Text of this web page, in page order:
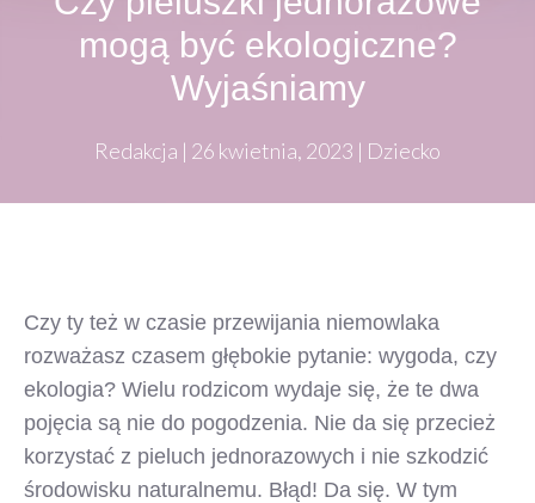
mogą być ekologiczne?
Wyjaśniamy
Redakcja | 26 kwietnia, 2023 | Dziecko
Czy ty też w czasie przewijania niemowlaka
rozważasz czasem głębokie pytanie: wygoda, czy
ekologia? Wielu rodzicom wydaje się, że te dwa
pojęcia są nie do pogodzenia. Nie da się przecież
korzystać z pieluch jednorazowych i nie szkodzić
środowisku naturalnemu. Błąd! Da się. W tym